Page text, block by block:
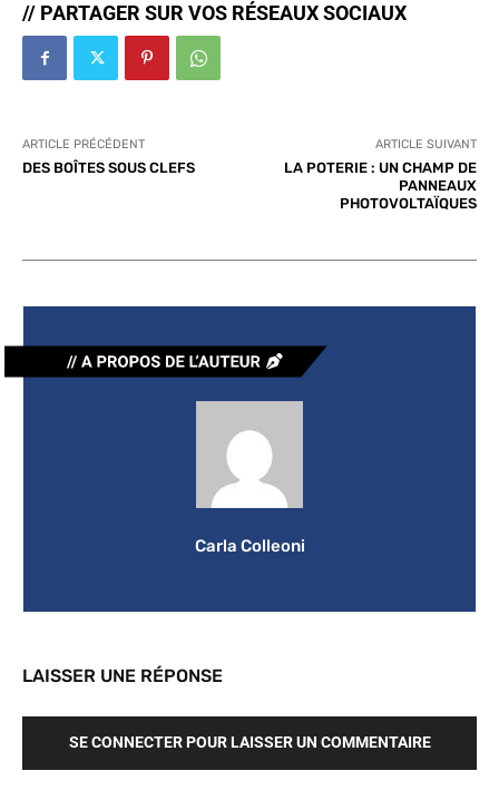
// PARTAGER SUR VOS RÉSEAUX SOCIAUX
ARTICLE PRÉCÉDENT
DES BOÎTES SOUS CLEFS
ARTICLE SUIVANT
LA POTERIE : UN CHAMP DE
PANNEAUX
PHOTOVOLTAÏQUES
Carla Colleoni
LAISSER UNE RÉPONSE
SE CONNECTER POUR LAISSER UN COMMENTAIRE